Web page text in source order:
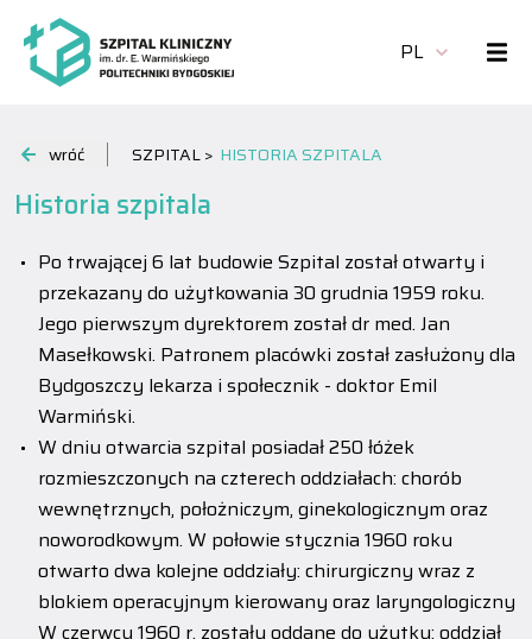
PL
wróć SZPITAL > HISTORIA SZPITALA
Historia szpitala
Po trwającej 6 lat budowie Szpital został otwarty i
przekazany do użytkowania 30 grudnia 1959 roku.
Jego pierwszym dyrektorem został dr med. Jan
Masełkowski. Patronem placówki został zasłużony dla
Bydgoszczy lekarza i społecznik - doktor Emil
Warmiński.
W dniu otwarcia szpital posiadał 250 łóżek
rozmieszczonych na czterech oddziałach: chorób
wewnętrznych, położniczym, ginekologicznym oraz
noworodkowym. W połowie stycznia 1960 roku
otwarto dwa kolejne oddziały: chirurgiczny wraz z
blokiem operacyjnym kierowany oraz laryngologiczny
W czerwcu 1960 r. zostały oddane do użytku: oddział